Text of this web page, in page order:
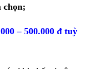
chọn;
– 500.000 đ tuỳ